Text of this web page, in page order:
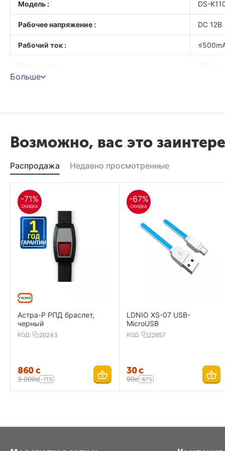
Модель : DS-
Рабочее напряжение : DC 12В
Рабочий ток :
Аудио оповещения :
LED-индикатор :
Рабочая температура : -
Рабочая влажность :
Размеры :
Водонепроницаемый : есть
Больше
Возможно, вас это
Распродажа Недавно просмотренные
-71%
СКИДКА
Астра-Р РПД браслет,
черный
КОД: 26243
‍860‍с
3 000с -71%
-67%
СКИДКА
LDNIO XS-07 USB-
MicroUSB
КОД: 22657
‍30‍с
‍90‍с -67%